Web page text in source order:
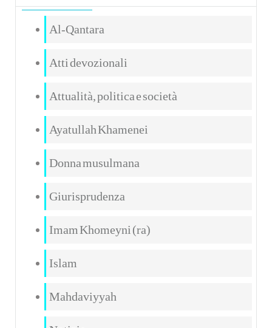
Al-Qantara
Atti devozionali
Attualità, politica e società
Ayatullah Khamenei
Donna musulmana
Giurisprudenza
Imam Khomeyni (ra)
Islam
Mahdaviyyah